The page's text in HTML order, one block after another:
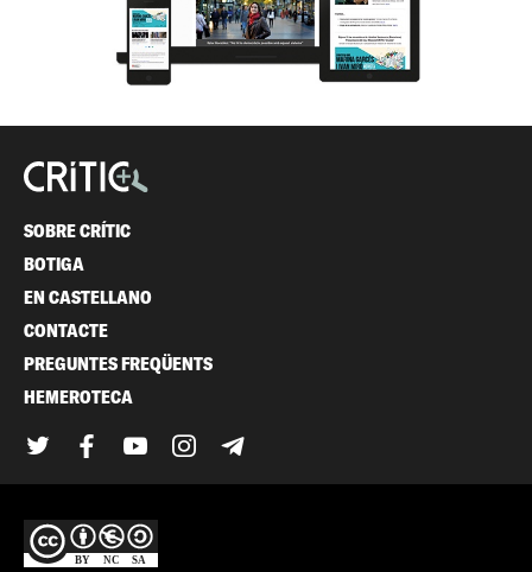
SOBRE CRÍTIC
BOTIGA
EN CASTELLANO
CONTACTE
PREGUNTES FREQÜENTS
HEMEROTECA
TwitterFacebook
YouTubeInstagram